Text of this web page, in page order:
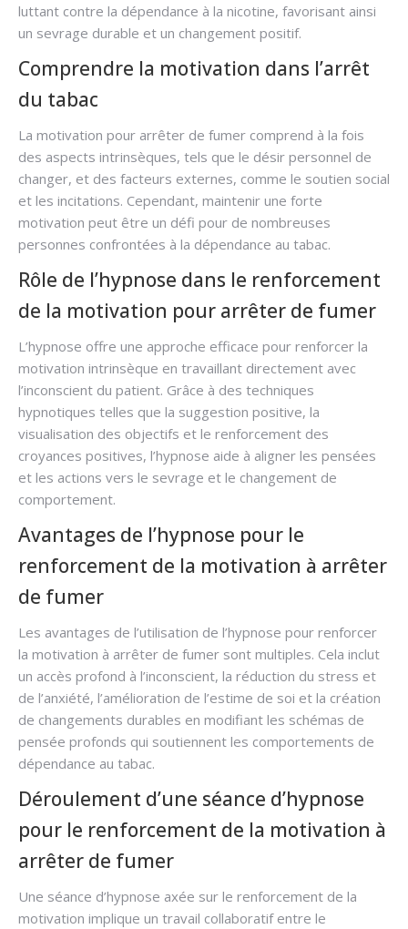
luttant contre la dépendance à la nicotine, favorisant ainsi
un sevrage durable et un changement positif.
Comprendre la motivation dans l’arrêt
du tabac
La motivation pour arrêter de fumer comprend à la fois
des aspects intrinsèques, tels que le désir personnel de
changer, et des facteurs externes, comme le soutien social
et les incitations. Cependant, maintenir une forte
motivation peut être un défi pour de nombreuses
personnes confrontées à la dépendance au tabac.
Rôle de l’hypnose dans le renforcement
de la motivation pour arrêter de fumer
L’hypnose offre une approche efficace pour renforcer la
motivation intrinsèque en travaillant directement avec
l’inconscient du patient. Grâce à des techniques
hypnotiques telles que la suggestion positive, la
visualisation des objectifs et le renforcement des
croyances positives, l’hypnose aide à aligner les pensées
et les actions vers le sevrage et le changement de
comportement.
Avantages de l’hypnose pour le
renforcement de la motivation à arrêter
de fumer
Les avantages de l’utilisation de l’hypnose pour renforcer
la motivation à arrêter de fumer sont multiples. Cela inclut
un accès profond à l’inconscient, la réduction du stress et
de l’anxiété, l’amélioration de l’estime de soi et la création
de changements durables en modifiant les schémas de
pensée profonds qui soutiennent les comportements de
dépendance au tabac.
Déroulement d’une séance d’hypnose
pour le renforcement de la motivation à
arrêter de fumer
Une séance d’hypnose axée sur le renforcement de la
motivation implique un travail collaboratif entre le